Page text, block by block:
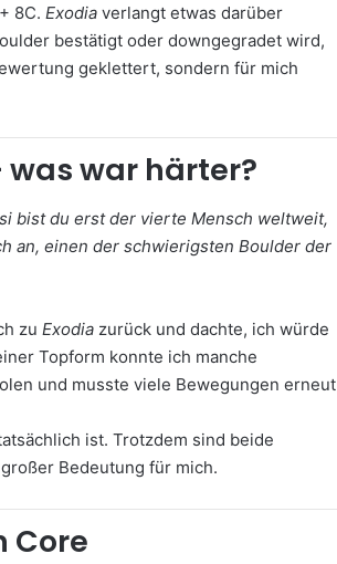
8C. Exodia verlangt etwas darüber
bestätigt oder downgegradet wird,
geklettert, sondern für mich
was war härter?
bist du erst der vierte Mensch weltweit,
an, einen der schwierigsten Boulder der
zu Exodia zurück und dachte, ich würde
Topform konnte ich manche
und musste viele Bewegungen erneut
ist. Trotzdem sind beide
Bedeutung für mich.
Core